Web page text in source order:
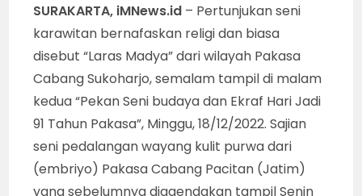
SURAKARTA, iMNews.id – Pertunjukan seni
karawitan bernafaskan religi dan biasa
disebut “Laras Madya” dari wilayah Pakasa
Cabang Sukoharjo, semalam tampil di malam
kedua “Pekan Seni budaya dan Ekraf Hari Jadi
91 Tahun Pakasa”, Minggu, 18/12/2022. Sajian
seni pedalangan wayang kulit purwa dari
(embriyo) Pakasa Cabang Pacitan (Jatim)
yang sebelumnya diagendakan tampil Senin